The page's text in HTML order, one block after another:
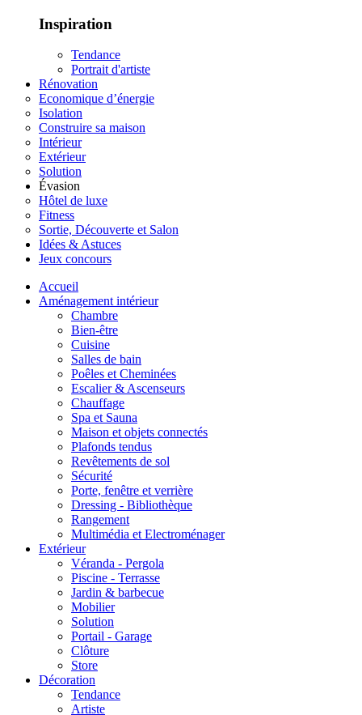
Inspiration
Tendance
Portrait d'artiste
Rénovation
Economique d’énergie
Isolation
Construire sa maison
Intérieur
Extérieur
Solution
Évasion
Hôtel de luxe
Fitness
Sortie, Découverte et Salon
Idées & Astuces
Jeux concours
Accueil
Aménagement intérieur
Chambre
Bien-être
Cuisine
Salles de bain
Poêles et Cheminées
Escalier & Ascenseurs
Chauffage
Spa et Sauna
Maison et objets connectés
Plafonds tendus
Revêtements de sol
Sécurité
Porte, fenêtre et verrière
Dressing - Bibliothèque
Rangement
Multimédia et Electroménager
Extérieur
Véranda - Pergola
Piscine - Terrasse
Jardin & barbecue
Mobilier
Solution
Portail - Garage
Clôture
Store
Décoration
Tendance
Artiste